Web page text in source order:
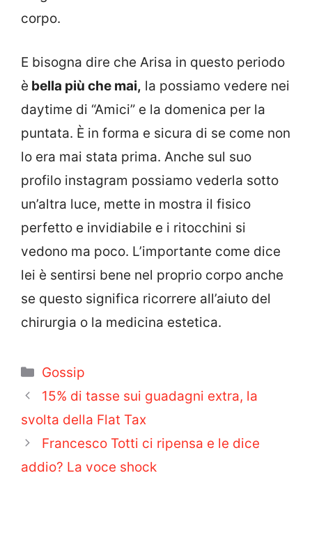
corpo.
E bisogna dire che Arisa in questo periodo
è bella più che mai, la possiamo vedere nei
daytime di “Amici” e la domenica per la
puntata. È in forma e sicura di se come non
lo era mai stata prima. Anche sul suo
profilo instagram possiamo vederla sotto
un’altra luce, mette in mostra il fisico
perfetto e invidiabile e i ritocchini si
vedono ma poco. L’importante come dice
lei è sentirsi bene nel proprio corpo anche
se questo significa ricorrere all’aiuto del
chirurgia o la medicina estetica.
Categorie
Gossip
15% di tasse sui guadagni extra, la
svolta della Flat Tax
Francesco Totti ci ripensa e le dice
addio? La voce shock